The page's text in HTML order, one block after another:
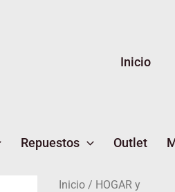
Inicio
Repuestos Outlet
Inicio/ HOGAR y
MOCHILA